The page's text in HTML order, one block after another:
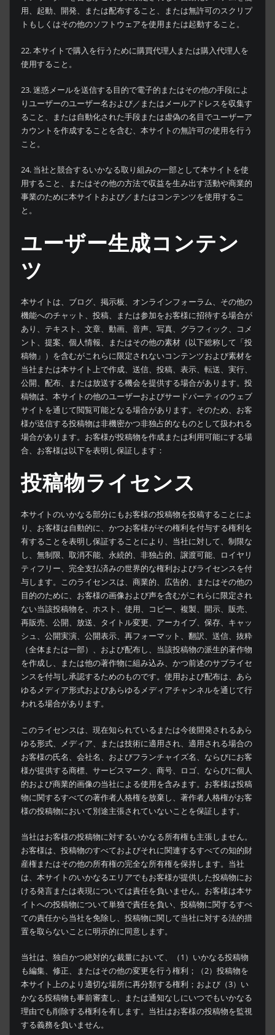
用、起動、開発、または配布すること、または無許可のスクリプ
トもしくはその他のソフトウェアを使用または起動すること。
22. 本サイトで購入を行うために購買代理人または購入代理人を
使用すること。
23. 迷惑メールを送信する目的で電子的またはその他の手段によ
りユーザーのユーザー名および／またはメールアドレスを収集す
ること、または自動化された手段または虚偽の名目でユーザーア
カウントを作成することを含む、本サイトの無許可の使用を行う
こと。
24. 当社と競合するいかなる取り組みの一部として本サイトを使
用すること、またはその他の方法で収益を生み出す活動や商業的
事業のために本サイトおよび／またはコンテンツを使用するこ
と。
ユーザー生成コンテン
ツ
本サイトは、ブログ、掲示板、オンラインフォーラム、その他の
機能へのチャット、投稿、または参加をお客様に招待する場合が
あり、テキスト、文章、動画、音声、写真、グラフィック、コメ
ント、提案、個人情報、またはその他の素材（以下総称して「投
稿物」）を含むがこれらに限定されないコンテンツおよび素材を
当社または本サイト上で作成、送信、投稿、表示、転送、実行、
公開、配布、または放送する機会を提供する場合があります。投
稿物は、本サイトの他のユーザーおよびサードパーティのウェブ
サイトを通じて閲覧可能となる場合があります。そのため、お客
様が送信する投稿物は非機密かつ非独占的なものとして扱われる
場合があります。お客様が投稿物を作成または利用可能にする場
合、お客様は以下を表明し保証します：
投稿物ライセンス
本サイトのいかなる部分にもお客様の投稿物を投稿することによ
り、お客様は自動的に、かつお客様がその権利を付与する権利を
有することを表明し保証することにより、当社に対して、制限な
し、無制限、取消不能、永続的、非独占的、譲渡可能、ロイヤリ
ティフリー、完全支払済みの世界的な権利およびライセンスを付
与します。このライセンスは、商業的、広告的、またはその他の
目的のために、お客様の画像および声を含むがこれらに限定され
ない当該投稿物を、ホスト、使用、コピー、複製、開示、販売、
再販売、公開、放送、タイトル変更、アーカイブ、保存、キャッ
シュ、公開実演、公開表示、再フォーマット、翻訳、送信、抜粋
（全体または一部）、および配布し、当該投稿物の派生的著作物
を作成し、または他の著作物に組み込み、かつ前述のサブライセ
ンスを付与し承認するためのものです。使用および配布は、あら
ゆるメディア形式およびあらゆるメディアチャンネルを通じて行
われる場合があります。
このライセンスは、現在知られているまたは今後開発されるあら
ゆる形式、メディア、または技術に適用され、適用される場合の
お客様の氏名、会社名、およびフランチャイズ名、ならびにお客
様が提供する商標、サービスマーク、商号、ロゴ、ならびに個人
的および商業的画像の当社による使用を含みます。お客様は投稿
物に関するすべての著作者人格権を放棄し、著作者人格権がお客
様の投稿物において別途主張されていないことを保証します。
当社はお客様の投稿物に対するいかなる所有権も主張しません。
お客様は、投稿物のすべておよびそれに関連するすべての知的財
産権またはその他の所有権の完全な所有権を保持します。当社
は、本サイトのいかなるエリアでもお客様が提供した投稿物にお
ける発言または表現については責任を負いません。お客様は本サ
イトへの投稿物について単独で責任を負い、投稿物に関するすべ
ての責任から当社を免除し、投稿物に関して当社に対する法的措
置を取らないことに明示的に同意します。
当社は、独自かつ絶対的な裁量において、（1）いかなる投稿物
も編集、修正、またはその他の変更を行う権利；（2）投稿物を
本サイト上のより適切な場所に再分類する権利；および（3）い
かなる投稿物も事前審査し、または通知なしにいつでもいかなる
理由でも削除する権利を有します。当社はお客様の投稿物を監視
する義務を負いません。